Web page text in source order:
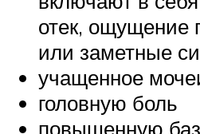
отек, ощущение
или заметные
учащенное
головную боль
повышенную